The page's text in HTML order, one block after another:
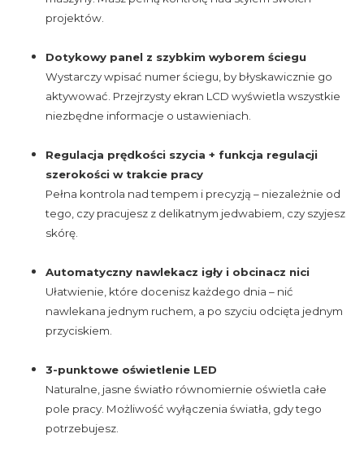
projektów.
Dotykowy panel z szybkim wyborem ściegu
Wystarczy wpisać numer ściegu, by błyskawicznie go
aktywować. Przejrzysty ekran LCD wyświetla wszystkie
niezbędne informacje o ustawieniach.
Regulacja prędkości szycia + funkcja regulacji
szerokości w trakcie pracy
Pełna kontrola nad tempem i precyzją – niezależnie od
tego, czy pracujesz z delikatnym jedwabiem, czy szyjesz
skórę.
Automatyczny nawlekacz igły i obcinacz nici
Ułatwienie, które docenisz każdego dnia – nić
nawlekana jednym ruchem, a po szyciu odcięta jednym
przyciskiem.
3-punktowe oświetlenie LED
Naturalne, jasne światło równomiernie oświetla całe
pole pracy. Możliwość wyłączenia światła, gdy tego
potrzebujesz.